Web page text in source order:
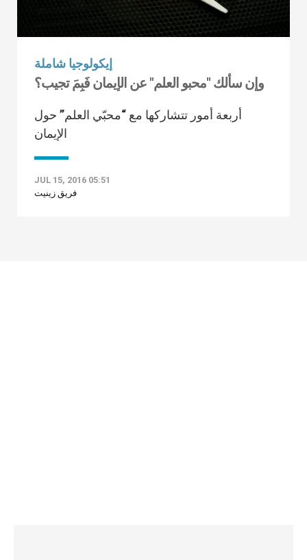
إيكولوجيا شاملة
وإن سألك "محبو العلم" عن الإيمان فَبِمَ تجيب؟
أربعة أمور تتشاركها مع “محبّي العلم” حول
الإيمان
JUL 15, 2016 05:51
فريق زينيت